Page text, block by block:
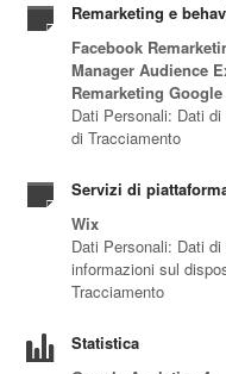
Remarketing e
Facebook
Manager Audience
Remarketing
Dati Personali: Dati
di Tracciamento
Servizi di
Wix
Dati Personali: Dati
informazioni sul
Tracciamento
Statistica